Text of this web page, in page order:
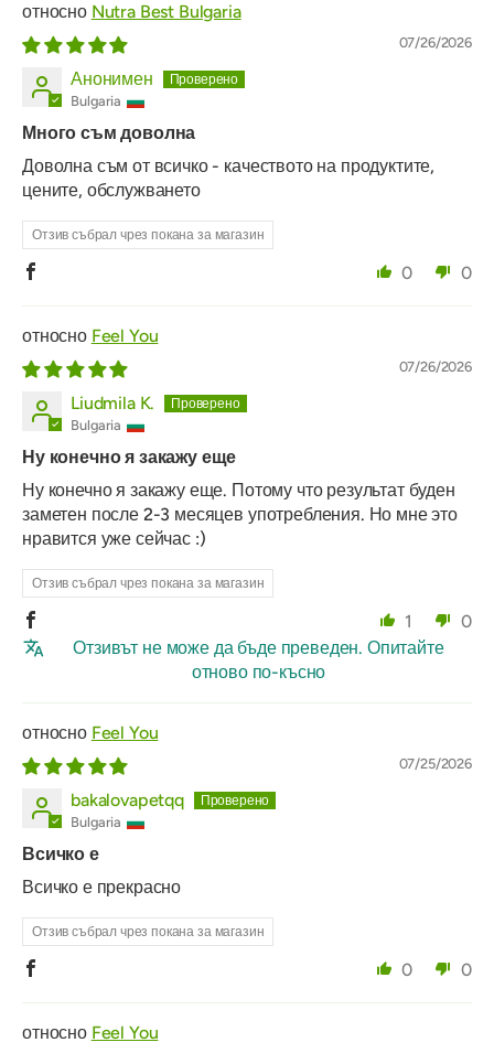
Nutra Best Bulgaria
07/26/2026
Анонимен
Bulgaria
Много съм доволна
Доволна съм от всичко - качеството на продуктите,
цените, обслужването
Отзив събрал чрез покана за магазин
0 0
Feel You
07/26/2026
Liudmila K.
Bulgaria
Ну конечно я закажу еще
Ну конечно я закажу еще. Потому что результат буден
заметен после 2-3 месяцев употребления. Но мне это
нравится уже сейчас :)
Отзив събрал чрез покана за магазин
1
0
Отзивът не може да бъде преведен. Опитайте
отново по-късно
Feel You
07/25/2026
bakalovapetqq
Bulgaria
Всичко е
Всичко е прекрасно
Отзив събрал чрез покана за магазин
0 0
Feel You